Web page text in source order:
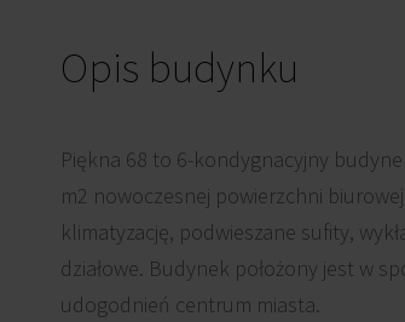
Opis budynku
Piękna 68 to 6-kondygnacyjny
m2 nowoczesnej powierzchni
klimatyzację, podwieszane sufity,
działowe. Budynek położony jest w
udogodnień centrum miasta.